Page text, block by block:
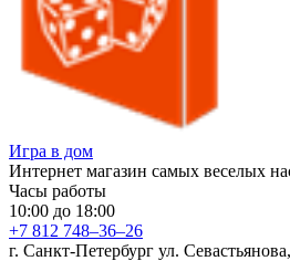
Игра в дом
Интернет магазин самых веселых
Часы работы
10:00 до 18:00
+7 812 748–36–26
г. Санкт-Петербург ул.